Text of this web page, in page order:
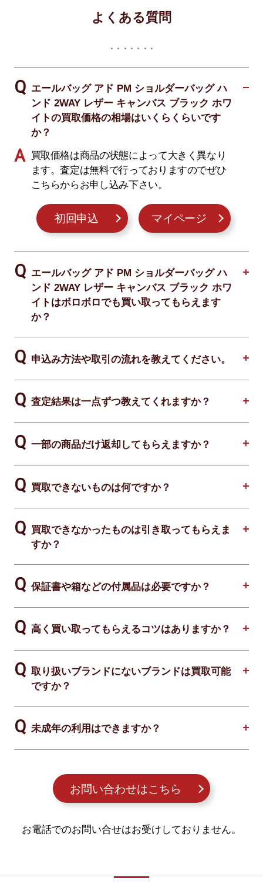
よくある質問
エールバッグ アド PM ショルダーバッグ ハ
ンド 2WAY レザー キャンバス ブラック ホワ
イトの買取価格の相場はいくらくらいです
か？
買取価格は商品の状態によって大きく異なり
ます。査定は無料で行っておりますのでぜひ
こちらからお申し込み下さい。
初回申込 マイページ
エールバッグ アド PM ショルダーバッグ ハ
ンド 2WAY レザー キャンバス ブラック ホワ
イトはボロボロでも買い取ってもらえます
か？
申込み方法や取引の流れを教えてください。
査定結果は一点ずつ教えてくれますか？
一部の商品だけ返却してもらえますか？
買取できないものは何ですか？
買取できなかったものは引き取ってもらえま
すか？
保証書や箱などの付属品は必要ですか？
高く買い取ってもらえるコツはありますか？
取り扱いブランドにないブランドは買取可能
ですか？
未成年の利用はできますか？
お問い合わせはこちら
お電話でのお問い合せはお受けしておりません。